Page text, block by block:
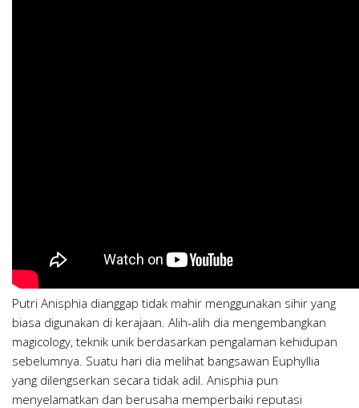
Putri Anisphia dianggap tidak mahir menggunakan sihir yang
biasa digunakan di kerajaan. Alih-alih dia mengembangkan
magicology, teknik unik berdasarkan pengalaman kehidupan
sebelumnya. Suatu hari dia melihat bangsawan Euphyllia
yang dilengserkan secara tidak adil. Anisphia pun
menyelamatkan dan berusaha memperbaiki reputasi